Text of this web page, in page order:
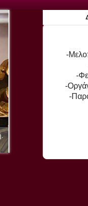
-
-
-
-